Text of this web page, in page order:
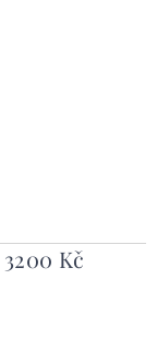
3200 Kč